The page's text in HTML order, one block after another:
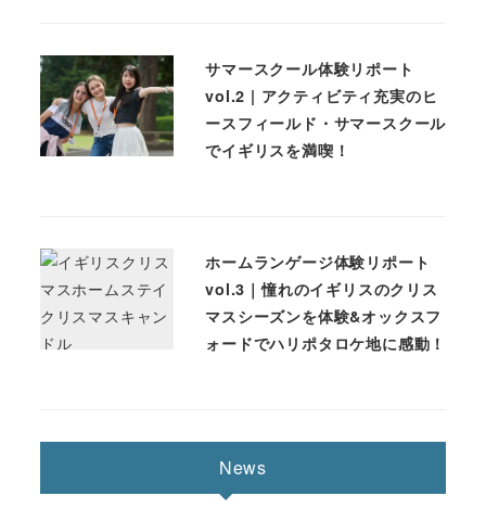
サマースクール体験リポート
vol.2 | アクティビティ充実のヒ
ースフィールド・サマースクール
でイギリスを満喫！
ホームランゲージ体験リポート
vol.3｜憧れのイギリスのクリス
マスシーズンを体験&オックスフ
ォードでハリポタロケ地に感動！
News